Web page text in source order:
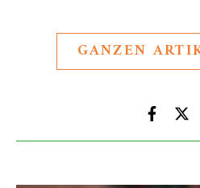
GANZEN